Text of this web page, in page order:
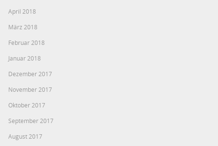
April 2018
März 2018
Februar 2018
Januar 2018
Dezember 2017
November 2017
Oktober 2017
September 2017
August 2017